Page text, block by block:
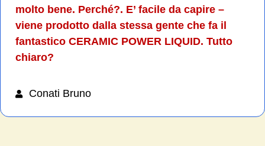
molto bene. Perché?. E’ facile da capire –
viene prodotto dalla stessa gente che fa il
fantastico CERAMIC POWER LIQUID. Tutto
chiaro?
Conati Bruno